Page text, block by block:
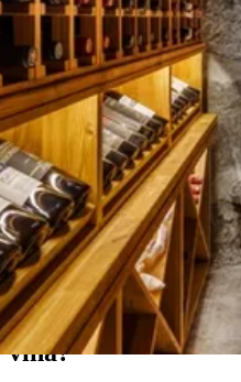
Wineandbarrels poradce
Sníte o dokonalém
vína?